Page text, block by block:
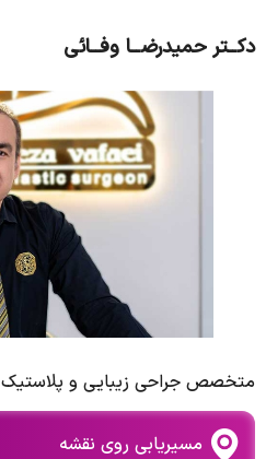
دکــتر حمیدرضــا وفــائی
متخصص جراحی زیبایی و پلاستیک
مسیریابی روی نقشه